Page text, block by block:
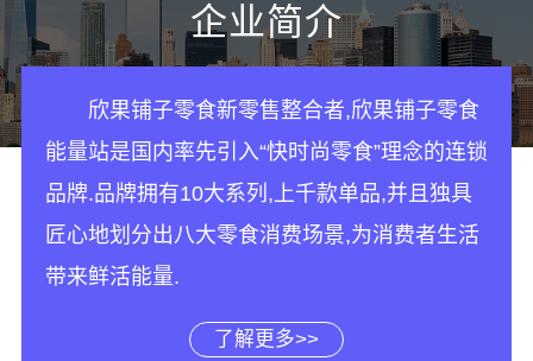
企业简介
欣果铺子零食新零售整合者,欣果铺子零食
能量站是国内率先引入“快时尚零食”理念的连锁
品牌.品牌拥有10大系列,上千款单品,并且独具
匠心地划分出八大零食消费场景,为消费者生活
带来鲜活能量.
了解更多>>